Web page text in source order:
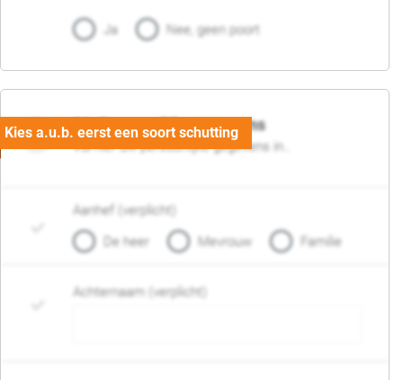
Ja Nee, geen poort
06. Persoonlijke gegevens
Vul hier uw persoonlijke gegevens in..
Aanhef (verplicht)
De heer
Mevrouw Familie
Achternaam (verplicht)